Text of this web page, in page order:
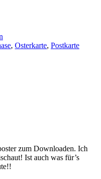
, Osterkarte, Postkarte
zum Downloaden. Ich
Ist auch was für’s